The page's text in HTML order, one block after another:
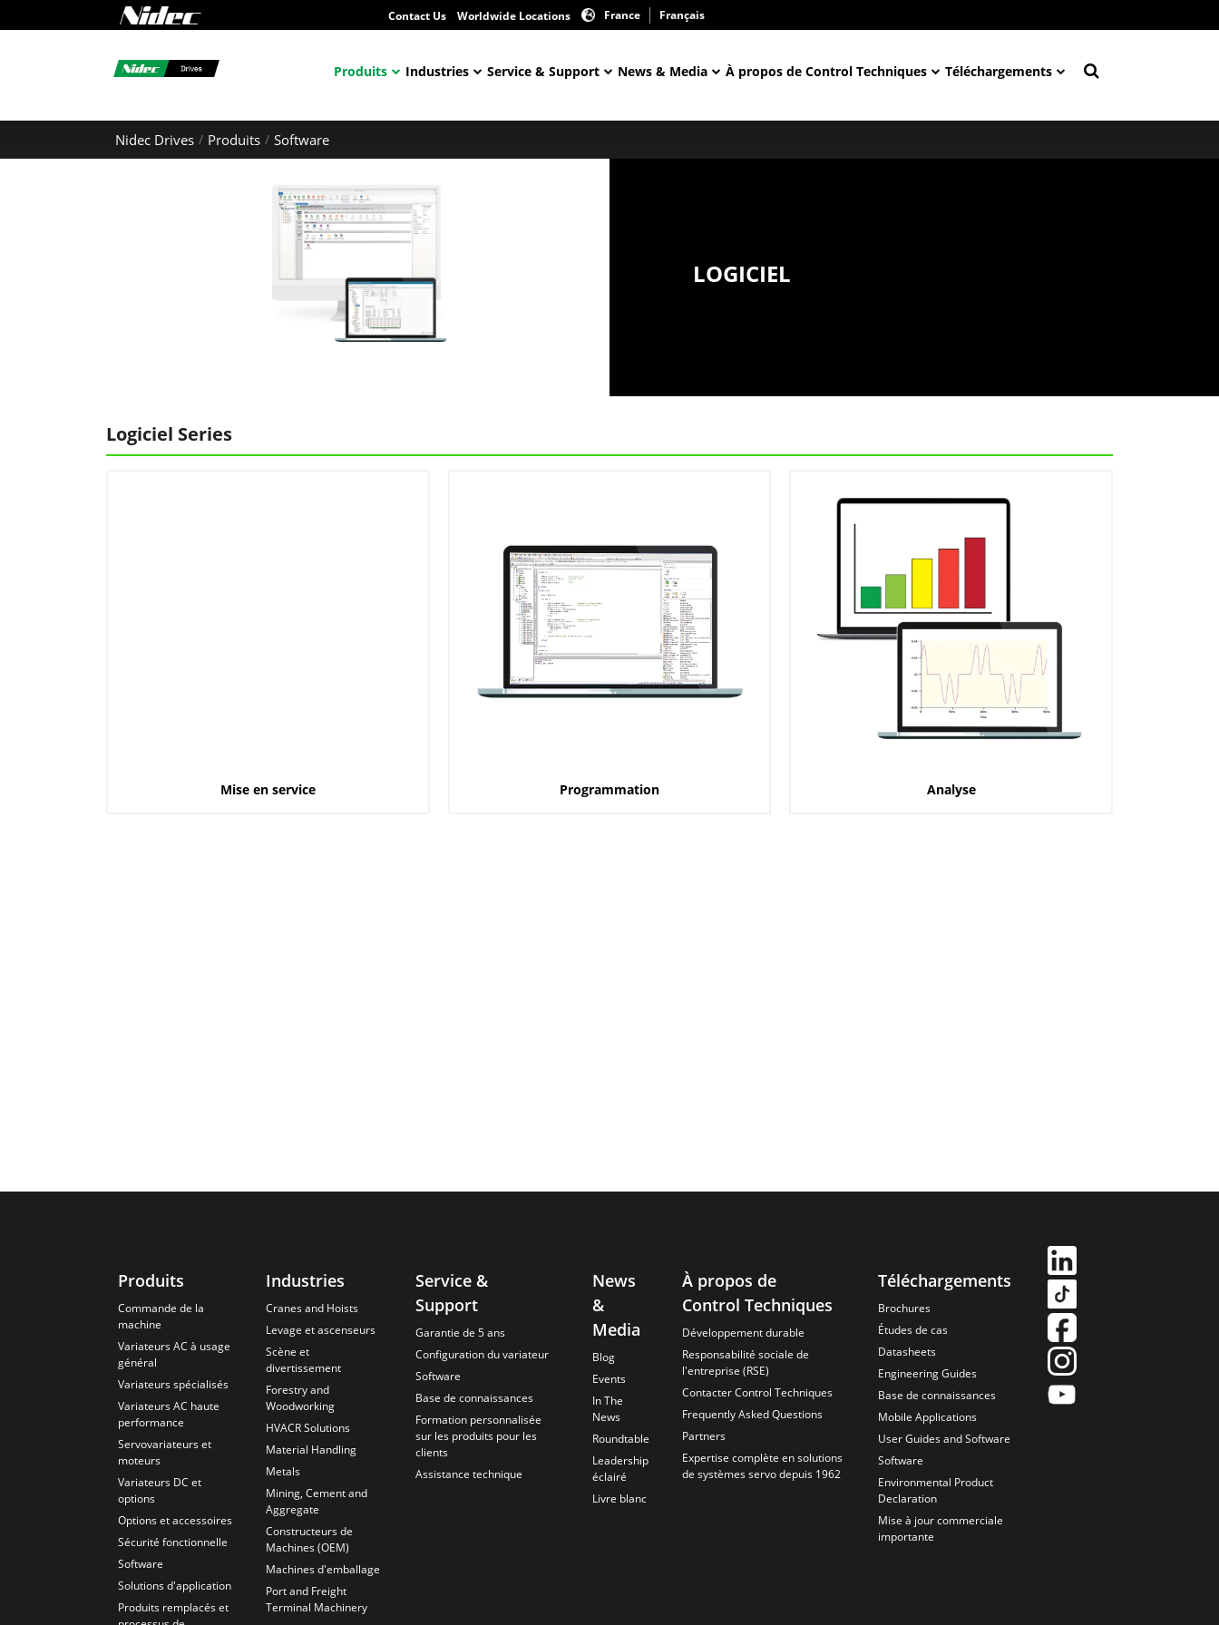
Contact Us Worldwide Locations France Français
Produits Industries Service & Support News & Media À propos de Control Techniques Téléchargements
Nidec Drives Produits Software
LOGICIEL
Logiciel Series
Mise en service Programmation Analyse
Produits
Commande de la
machine
Variateurs AC à usage
général
Variateurs spécialisés
Variateurs AC haute
performance
Servovariateurs et
moteurs
Variateurs DC et
options
Options et accessoires
Sécurité fonctionnelle
Software
Solutions d'application
Produits remplacés et
Industries
Cranes and Hoists
Levage et ascenseurs
Scène et
divertissement
Forestry and
Woodworking
HVACR Solutions
Material Handling
Metals
Mining, Cement and
Aggregate
Constructeurs de
Machines (OEM)
Machines d'emballage
Port and Freight
Terminal Machinery
Service &
Support
Garantie de 5 ans
Configuration du variateur
Software
Base de connaissances
Formation personnalisée
sur les produits pour les
clients
Assistance technique
News
&
Media
Blog
Events
In The
News
Roundtable
Leadership
éclairé
Livre blanc
À propos de
Control Techniques
Développement durable
Responsabilité sociale de
l'entreprise (RSE)
Contacter Control Techniques
Frequently Asked Questions
Partners
Expertise complète en solutions
de systèmes servo depuis 1962
Téléchargements
Brochures
Études de cas
Datasheets
Engineering Guides
Base de connaissances
Mobile Applications
User Guides and Software
Software
Environmental Product
Declaration
Mise à jour commerciale
importante